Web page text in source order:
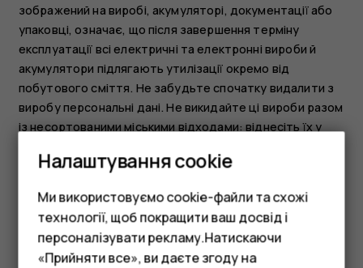
зображений на виробі, акумуляторі, документації або
упаковці, означає, що після завершення терміну
експлуатації всі електричні та електронні вироби й
акумулятори підлягають утилізації окремо від
побутового сміття. Не забудьте спочатку видалити з
виробу персональні дані. Не викидайте ці вироби разом
із несортованими міськими відходами: віднесіть їх у
інформацію про найближчий пункт переробки,
або прочитайте про програму повернення HMD та її
доступність у вашій країні за адресою
www.hmd.com/phones/support/topics/recycle
Налаштування cookie
Ми використовуємо cookie-файли та схожі
технології, щоб покращити ваш досвід і
персоналізувати рекламу.Натискаючи
«Прийняти все», ви даєте згоду на